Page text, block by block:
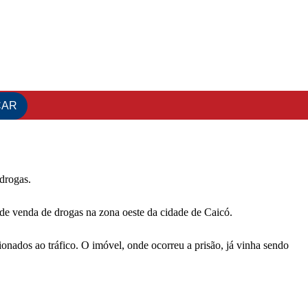
venda de drogas na zona oeste da cidade de Caicó.
ao tráfico. O imóvel, onde ocorreu a prisão, já vinha sendo